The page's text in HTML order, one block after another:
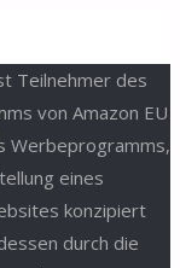
Teilnehmer des
von Amazon EU
Werbeprogramms,
eines
konzipiert
durch die